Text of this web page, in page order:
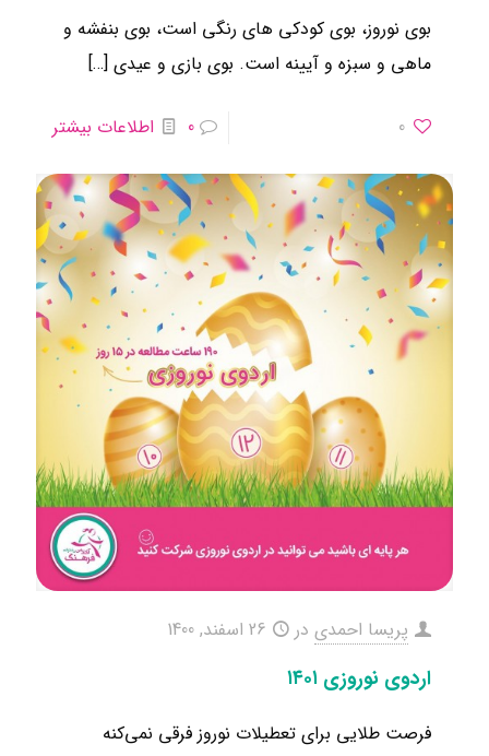
بوی نوروز، بوی کودکی های رنگی است، بوی بنفشه و
ماهی و سبزه و آیینه است. بوی بازی و عیدی […]
0
0 اطلاعات بیشتر
پریسا احمدی در 26 اسفند, 1400
اردوی نوروزی ۱۴۰۱
فرصت طلایی برای تعطیلات نوروز فرقی نمی‌کنه